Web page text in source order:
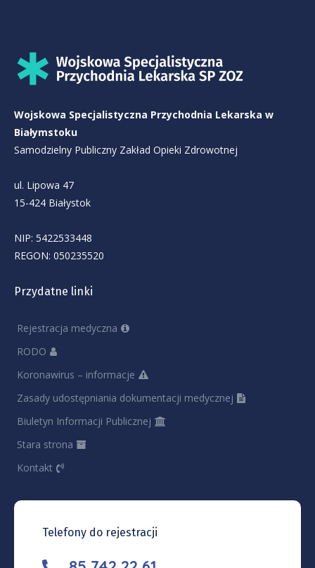
Wojskowa Specjalistyczna Przychodnia Lekarska w
Białymstoku
Samodzielny Publiczny Zakład Opieki Zdrowotnej
ul. Lipowa 47
15-424 Białystok
NIP: 5422533448
REGON: 050235520
Przydatne linki
Rejestracja medyczna
RODO
Koronawirus – informacje
Zasady udostępniania dokumentacji medycznej
Biuletyn Informacji Publicznej
Stara strona
Kontakt
Telefony do rejestracji